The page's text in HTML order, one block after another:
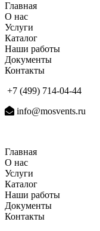
Главная
О нас
Услуги
Каталог
Наши работы
Документы
Контакты
+7 (499) 714-04-44
info@mosvents.ru
Главная
О нас
Услуги
Каталог
Наши работы
Документы
Контакты